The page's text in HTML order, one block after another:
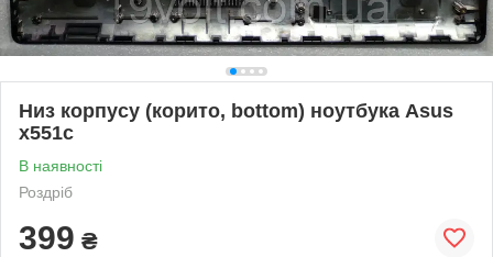
Низ корпусу (корито, bottom) ноутбука Asus
x551c
В наявності
Роздріб
399 ₴